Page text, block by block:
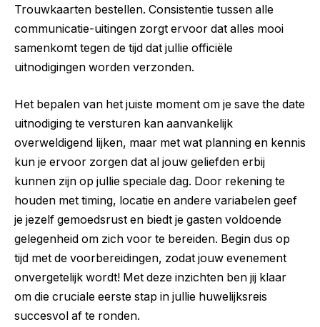
Trouwkaarten bestellen. Consistentie tussen alle
communicatie-uitingen zorgt ervoor dat alles mooi
samenkomt tegen de tijd dat jullie officiële
uitnodigingen worden verzonden.
Het bepalen van het juiste moment om je save the date
uitnodiging te versturen kan aanvankelijk
overweldigend lijken, maar met wat planning en kennis
kun je ervoor zorgen dat al jouw geliefden erbij
kunnen zijn op jullie speciale dag. Door rekening te
houden met timing, locatie en andere variabelen geef
je jezelf gemoedsrust en biedt je gasten voldoende
gelegenheid om zich voor te bereiden. Begin dus op
tijd met de voorbereidingen, zodat jouw evenement
onvergetelijk wordt! Met deze inzichten ben jij klaar
om die cruciale eerste stap in jullie huwelijksreis
succesvol af te ronden.